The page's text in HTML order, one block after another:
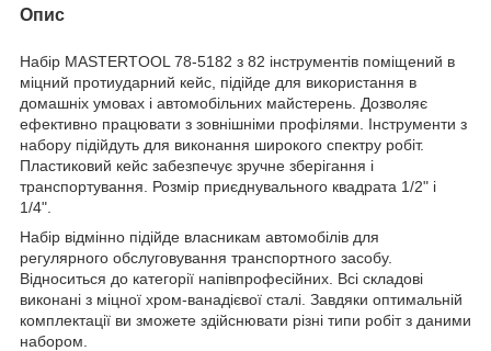
Опис
Набір MASTERTOOL 78-5182 з 82 інструментів поміщений в
міцний протиударний кейс, підійде для використання в
домашніх умовах і автомобільних майстерень. Дозволяє
ефективно працювати з зовнішніми профілями. Інструменти з
набору підійдуть для виконання широкого спектру робіт.
Пластиковий кейс забезпечує зручне зберігання і
транспортування. Розмір приєднувального квадрата 1/2" і
1/4".
Набір відмінно підійде власникам автомобілів для
регулярного обслуговування транспортного засобу.
Відноситься до категорії напівпрофесійних. Всі складові
виконані з міцної хром-ванадієвої сталі. Завдяки оптимальній
комплектації ви зможете здійснювати різні типи робіт з даними
набором.